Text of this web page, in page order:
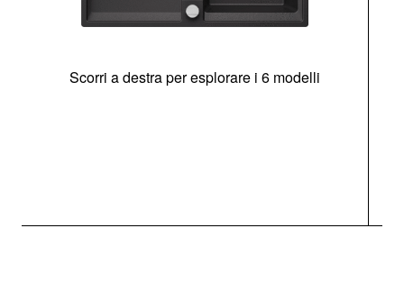
Scorri a destra per esplorare i 6 modelli